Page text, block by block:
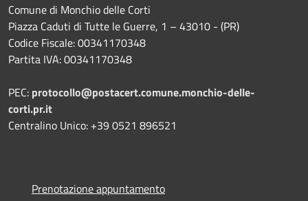
Comune di Monchio delle Corti
Piazza Caduti di Tutte le Guerre, 1 – 43010 - (PR)
Codice Fiscale: 00341170348
Partita IVA: 00341170348
PEC: protocollo@postacert.comune.monchio-delle-
corti.pr.it
Centralino Unico: +39 0521 896521
Prenotazione appuntamento